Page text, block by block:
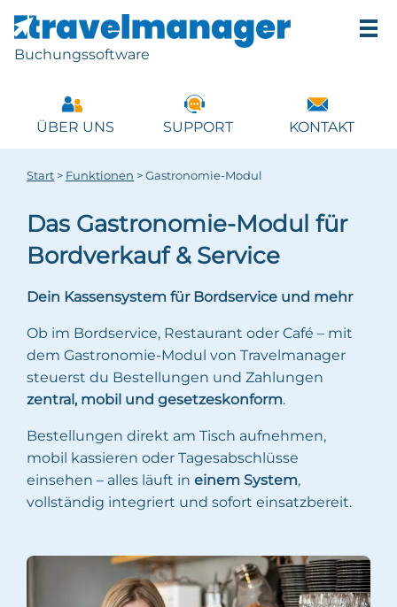
Buchungssoftware
ÜBER UNS SUPPORT KONTAKT
Start > Funktionen >Gastronomie-Modul
Das Gastronomie-Modul für
Bordverkauf & Service
Dein Kassensystem für Bordservice und mehr
Ob im Bordservice, Restaurant oder Café – mit
dem Gastronomie-Modul von Travelmanager
steuerst du Bestellungen und Zahlungen
zentral, mobil und gesetzeskonform.
Bestellungen direkt am Tisch aufnehmen,
mobil kassieren oder Tagesabschlüsse
einsehen – alles läuft ineinem System,
vollständig integriert und sofort einsatzbereit.